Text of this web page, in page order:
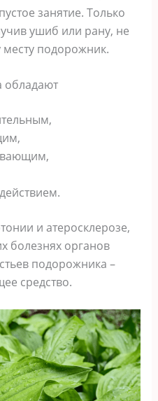
занятие. Только
ушиб или рану, не
подорожник.
обладают
и атеросклерозе,
болезнях органов
подорожника –
средство.